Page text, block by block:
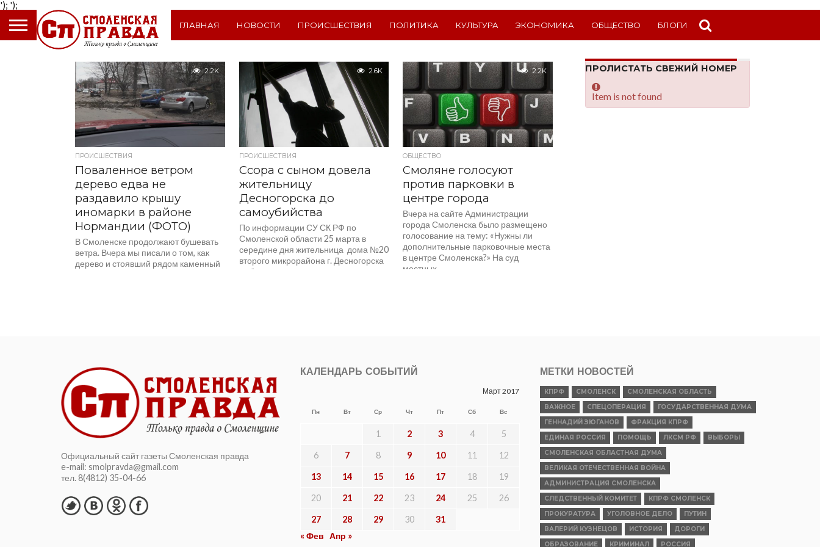
');
ГЛАВНАЯ НОВОСТИ ПРОИСШЕСТВИЯ ПОЛИТИКА КУЛЬТУРА ЭКОНОМИКА ОБЩЕСТВО БЛОГИ
2.2K
ПРОИСШЕСТВИЯ
Поваленное ветром
дерево едва не
раздавило крышу
иномарки в районе
Нормандии (ФОТО)
В Смоленске продолжают бушевать
ветра. Вчера мы писали о том, как
дерево и стоявший рядом каменный
2.6K
ПРОИСШЕСТВИЯ
Ссора с сыном довела
жительницу
Десногорска до
самоубийства
По информации СУ СК РФ по
Смоленской области 25 марта в
середине дня жительница дома №20
второго микрорайона г. Десногорска
выбросилась из...
2.2K
ОБЩЕСТВО
Смоляне голосуют
против парковки в
центре города
Вчера на сайте Администрации
города Смоленска было размещено
голосование на тему: «Нужны ли
дополнительные парковочные места
в центре Смоленска?» На суд
местных...
ПРОЛИСТАТЬ СВЕЖИЙ НОМЕР
Item is not found
Официальный сайт газеты Смоленская правда
e-mail: smolpravda@gmail.com
тел. 8(4812) 35-04-66
КАЛЕНДАРЬ СОБЫТИЙ
Март 2017
Пн Вт Ср Чт Пт Сб Вс
1 2 3 4 5
6 7 8 9 10 11 12
13 14 15 16 17 18 19
20 21 22 23 24 25 26
27 28 29 30
31
« Фев
Апр »
МЕТКИ НОВОСТЕЙ
КПРФ СМОЛЕНСК
СМОЛЕНСКАЯ ОБЛАСТЬ
ВАЖНОЕ
СПЕЦОПЕРАЦИЯ
ГОСУДАРСТВЕННАЯ ДУМА
ГЕННАДИЙ ЗЮГАНОВ
ФРАКЦИЯ КПРФ
ЕДИНАЯ РОССИЯ
ПОМОЩЬ ЛКСМ РФ
ВЫБОРЫ
СМОЛЕНСКАЯ ОБЛАСТНАЯ ДУМА
ВЕЛИКАЯ ОТЕЧЕСТВЕННАЯ ВОЙНА
АДМИНИСТРАЦИЯ СМОЛЕНСКА
СЛЕДСТВЕННЫЙ КОМИТЕТ
КПРФ СМОЛЕНСК
ПРОКУРАТУРА
УГОЛОВНОЕ ДЕЛО
ПУТИН
ВАЛЕРИЙ КУЗНЕЦОВ
ИСТОРИЯ
ДОРОГИ
ОБРАЗОВАНИЕ
КРИМИНАЛ РОССИЯ
');